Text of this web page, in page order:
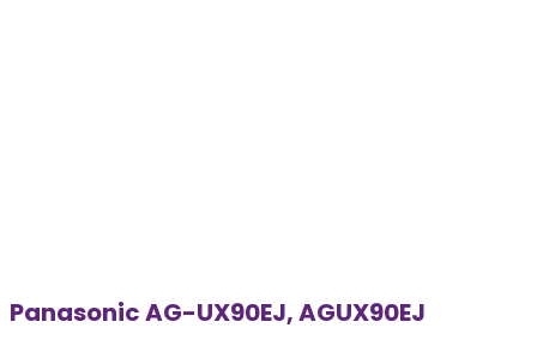
Panasonic AG-UX90EJ, AGUX90EJ